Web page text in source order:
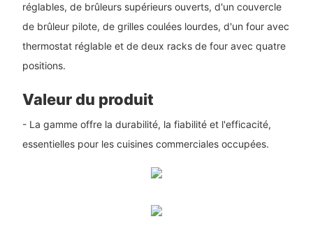
réglables, de brûleurs supérieurs ouverts, d'un couvercle
de brûleur pilote, de grilles coulées lourdes, d'un four avec
thermostat réglable et de deux racks de four avec quatre
positions.
Valeur du produit
- La gamme offre la durabilité, la fiabilité et l'efficacité,
essentielles pour les cuisines commerciales occupées.